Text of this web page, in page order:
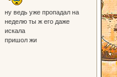
ну ведь уже пропадал на
неделю ты ж его даже
искала
пришол жи